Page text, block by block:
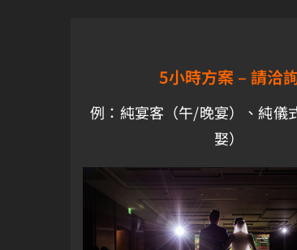
5小時方案 – 請洽
例：純宴客（午/晚宴）、純儀
娶）